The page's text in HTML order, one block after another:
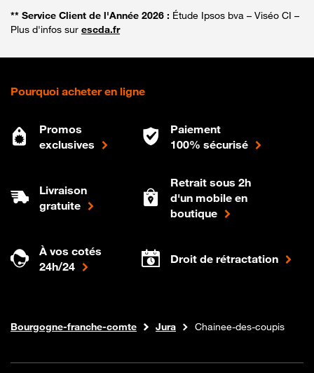
** Service Client de l'Année 2026 : Étude Ipsos bva – Viséo CI –
Plus d'infos sur escda.fr
Pourquoi acheter en ligne
Promos
exclusives
Paiement
100% sécurisé
Livraison
gratuite
Retrait sous 2h
d'un mobile en
boutique
À vos cotés
24h/24
Droit de rétractation
Boutique Orange
Internet fibre
Bourgogne-franche-comte Jura Chainee-des-coupis